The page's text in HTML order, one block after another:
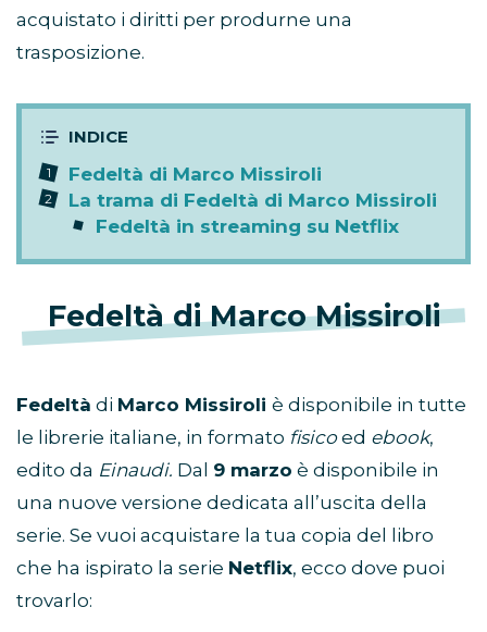
acquistato i diritti per produrne una
trasposizione.
Fedeltà di Marco Missiroli
La trama di Fedeltà di Marco Missiroli
Fedeltà in streaming su Netflix
Fedeltà di Marco Missiroli
Fedeltà di Marco Missiroli è disponibile in tutte
le librerie italiane, in formato fisicoed ebook,
edito da Einaudi. Dal 9 marzo è disponibile in
una nuove versione dedicata all’uscita della
serie. Se vuoi acquistare la tua copia del libro
che ha ispirato la serie Netflix, ecco dove puoi
trovarlo: